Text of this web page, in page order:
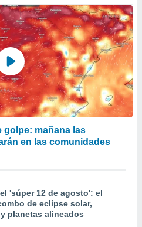
golpe: mañana las
en las comunidades
'súper 12 de agosto': el
de eclipse solar,
planetas alineados